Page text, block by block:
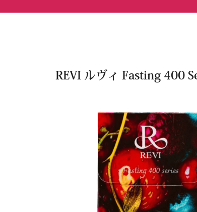
REVI ルヴィ Fasting 400